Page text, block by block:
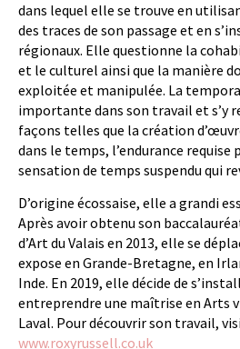
dans lequel elle se trouve en
des traces de son passage et en
régionaux. Elle questionne la
et le culturel ainsi que la manière
exploitée et manipulée. La
importante dans son travail et s’y
façons telles que la création
dans le temps, l’endurance
sensation de temps suspendu qui
D’origine écossaise, elle a grandi
Après avoir obtenu son
d’Art du Valais en 2013, elle se
expose en Grande-Bretagne, en
Inde. En 2019, elle décide de
entreprendre une maîtrise en Arts
Laval. Pour découvrir son travail,
www.roxyrussell.co.uk